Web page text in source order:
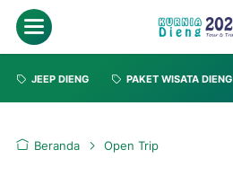
JEEP DIENG PAKET WISATA DIENG
Beranda Open Trip